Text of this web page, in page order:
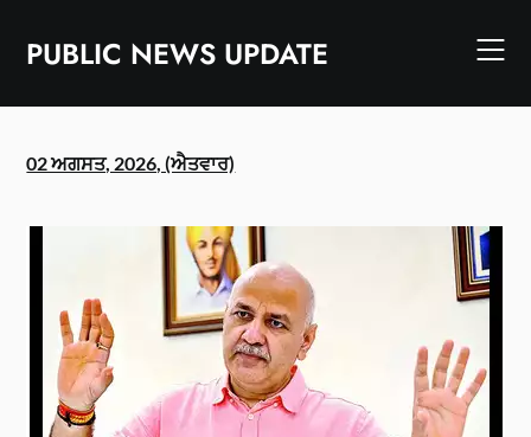
contentPUBLIC NEWS UPDATE
02 ਅਗਸਤ, 2026, (ਐਤਵਾਰ)